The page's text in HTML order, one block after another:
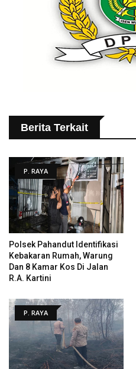
Berita Terkait
P. RAYA
Polsek Pahandut Identifikasi
Kebakaran Rumah, Warung
Dan 8 Kamar Kos Di Jalan
R.A. Kartini
P. RAYA